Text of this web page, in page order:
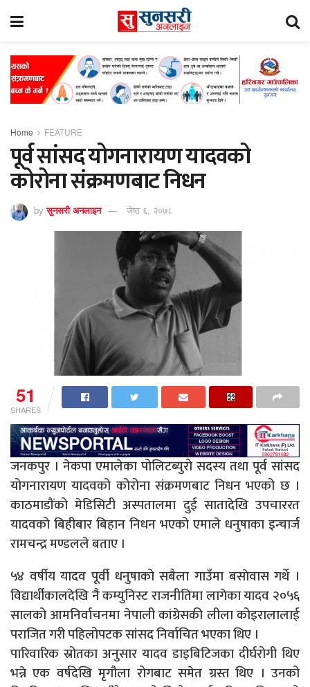
Home FEATURE
पूर्व सांसद योगनारायण यादवको
कोरोना संक्रमणबाट निधन
by सुनसरी अनलाइन जेष्ठ ६, २०७८
51
SHARES
जनकपुर । नेकपा एमालेका पोलिटब्युरो सदस्य तथा पूर्व सांसद
योगनारायण यादवको कोरोना संक्रमणबाट निधन भएको छ ।
काठमाडौंको मेडिसिटी अस्पतालमा दुई सातादेखि उपचाररत
यादवको बिहीबार बिहान निधन भएको एमाले धनुषाका इन्चार्ज
रामचन्द्र मण्डलले बताए ।
५४ वर्षीय यादव पूर्वी धनुषाको सबैला गाउँमा बसाेवास गर्थे ।
विद्यार्थीकालदेखि नै कम्युनिस्ट राजनीतिमा लागेका यादव २०५६
सालको आमनिर्वाचनमा नेपाली कांग्रेसकी लीला कोइरालालाई
पराजित गरी पहिलोपटक सांसद निर्वाचित भएका थिए ।
पारिवारिक स्रोतका अनुसार यादव डाइबिटिजका दीर्घरोगी थिए
भन्ने एक वर्षदेखि मृगौला रोगबाट समेत ग्रस्त थिए । उनको